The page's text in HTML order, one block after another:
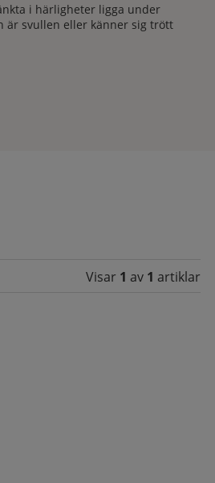
i härligheter ligga under
är svullen eller känner sig trött
Visar 1 av 1 artiklar